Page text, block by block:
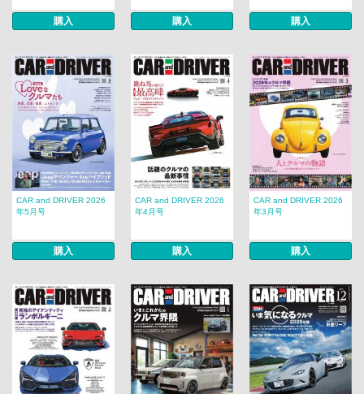
購入 購入 購入
CAR and DRIVER 2026
年5月号
購入
CAR and DRIVER 2026
年4月号
購入
CAR and DRIVER 2026
年3月号
購入